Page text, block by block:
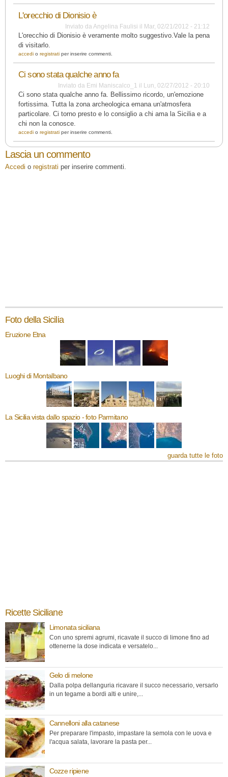
L'orecchio di Dionisio è
Inviato da Angelina Faulisi il Mar, 02/21/2012 - 21:12
L'orecchio di Dionisio è veramente molto suggestivo.Vale la pena
di visitarlo.
accedi o registrati per inserire commenti.
Ci sono stata qualche anno fa
Inviato da Emi Maniscalco_1 il Lun, 02/27/2012 - 20:10
Ci sono stata qualche anno fa. Bellissimo ricordo, un'emozione
fortissima. Tutta la zona archeologica emana un'atmosfera
particolare. Ci torno presto e lo consiglio a chi ama la Sicilia e a
chi non la conosce.
accedi o registrati per inserire commenti.
Lascia un commento
Accedi o registrati per inserire commenti.
Foto della Sicilia
Eruzione Etna
Luoghi di Montalbano
La Sicilia vista dallo spazio - foto Parmitano
guarda tutte le foto
Ricette Siciliane
Limonata siciliana
Con uno spremi agrumi, ricavate il succo di limone fino ad
ottenerne la dose indicata e versatelo...
Gelo di melone
Dalla polpa dellanguria ricavare il succo necessario, versarlo
in un tegame a bordi alti e unire,...
Cannelloni alla catanese
Per preparare l'impasto, impastare la semola con le uova e
l'acqua salata, lavorare la pasta per...
Cozze ripiene